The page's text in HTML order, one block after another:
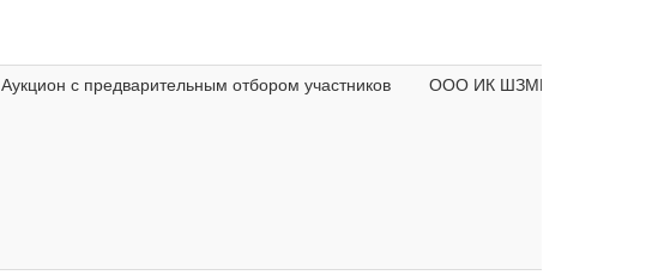
Аукцион с предварительным отбором участников ООО ИК ШЗМК